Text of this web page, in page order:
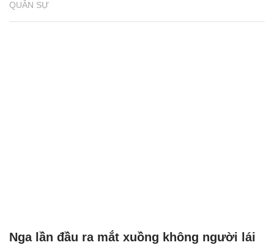
QUÂN SỰ
Nga lần đầu ra mắt xuồng không người lái